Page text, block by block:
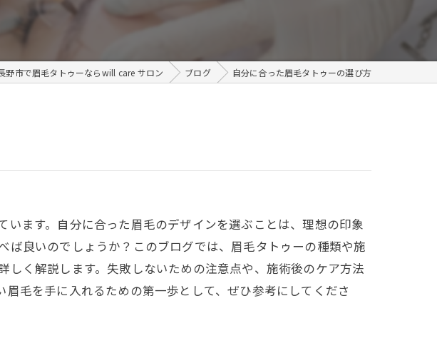
サロン
野市で眉毛タトゥーならwill care サロン ブログ 自分に合った眉毛タトゥーの選び方
ます。自分に合った眉毛のデザインを選ぶことは、理想の印象
良いのでしょうか？このブログでは、眉毛タトゥーの種類や施
く解説します。失敗しないための注意点や、施術後のケア方法
毛を手に入れるための第一歩として、ぜひ参考にしてくださ